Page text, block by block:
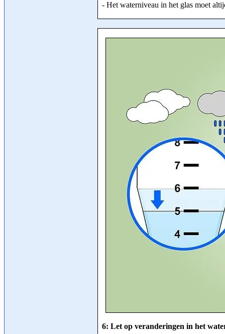
- Het waterniveau in het glas moet
6: Let op veranderingen in het